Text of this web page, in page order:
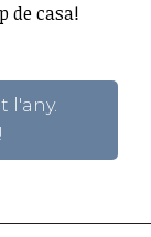
de casa!
l'any.